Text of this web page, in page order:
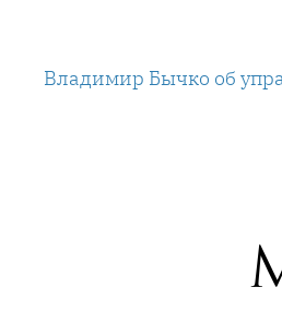
содержимому
Владимир Бычко об